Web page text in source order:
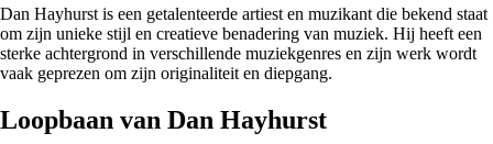
Dan Hayhurst is een getalenteerde artiest en muzikant die bekend staat
om zijn unieke stijl en creatieve benadering van muziek. Hij heeft een
sterke achtergrond in verschillende muziekgenres en zijn werk wordt
vaak geprezen om zijn originaliteit en diepgang.
Loopbaan van Dan Hayhurst